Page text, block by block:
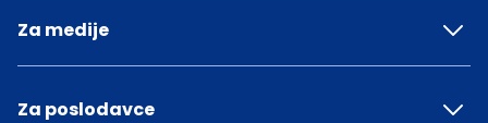
Za medije
Za poslodavce